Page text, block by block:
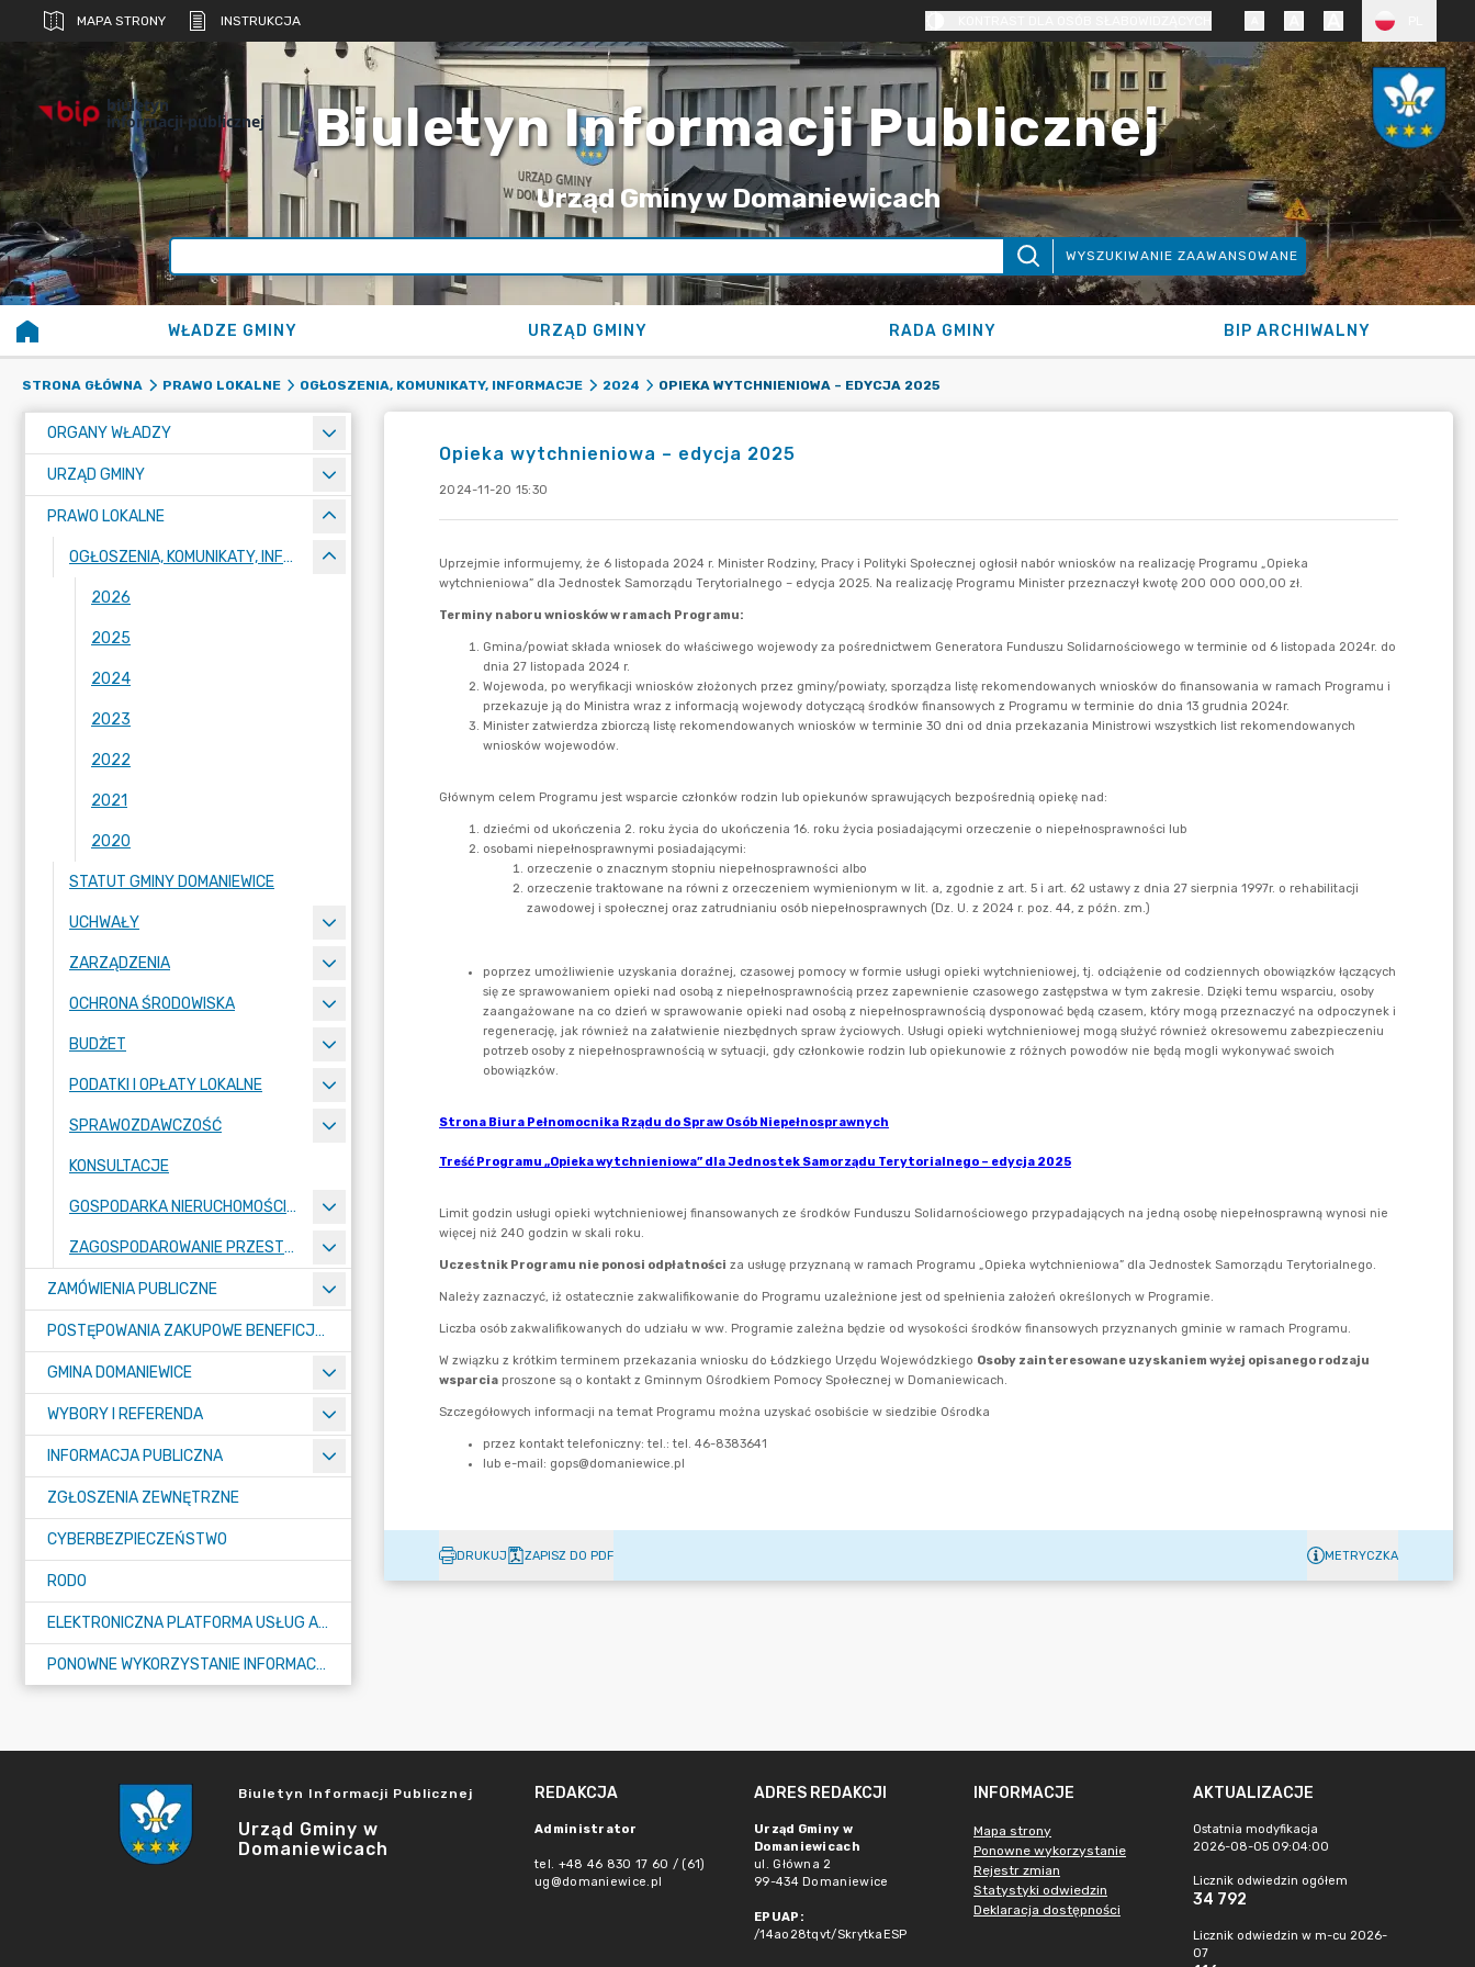
MAPA STRONY INSTRUKCJA
biuletyn
informacji publicznej Biuletyn Informacji Publicznej
Urząd Gminy w Domaniewicach
WYSZUKIWANIE ZAAWANSOWANE
WŁADZE GMINY URZĄD GMINY RADA GMINY BIP ARCHIWALNY
STRONA GŁÓWNA PRAWO LOKALNE OGŁOSZENIA, KOMUNIKATY, INFORMACJE 2024 OPIEKA WYTCHNIENIOWA – EDYCJA 2025
ORGANY WŁADZY
URZĄD GMINY
PRAWO LOKALNE
OGŁOSZENIA, KOMUNIKATY, INFORMACJE
2026
2025
2024
2023
2022
2021
2020
STATUT GMINY DOMANIEWICE
UCHWAŁY
ZARZĄDZENIA
OCHRONA ŚRODOWISKA
BUDŻET
PODATKI I OPŁATY LOKALNE
SPRAWOZDAWCZOŚĆ
KONSULTACJE
GOSPODARKA NIERUCHOMOŚCIAMI
ZAGOSPODAROWANIE PRZESTRZENNE
ZAMÓWIENIA PUBLICZNE
POSTĘPOWANIA ZAKUPOWE BENEFICJENTÓW DOTACJI
GMINA DOMANIEWICE
WYBORY I REFERENDA
INFORMACJA PUBLICZNA
ZGŁOSZENIA ZEWNĘTRZNE
CYBERBEZPIECZEŃSTWO
RODO
ELEKTRONICZNA PLATFORMA USŁUG ADMINISTRACJI PUBLICZNEJ - EPUAP
PONOWNE WYKORZYSTANIE INFORMACJI PUBLICZNEJ
Opieka wytchnieniowa – edycja 2025
2024-11-20 15:30
DRUKUJ ZAPISZ DO PDF METRYCZKA
Biuletyn Informacji Publicznej
Urząd Gminy w
Domaniewicach
REDAKCJA
Administrator
tel. +48 46 830 17 60 / (61)
ug@domaniewice.pl
ADRES REDAKCJI
Urząd Gminy w
Domaniewicach
ul. Główna 2
99-434 Domaniewice
EPUAP:
/14ao28tqvt/SkrytkaESP
INFORMACJE
Mapa strony
Ponowne wykorzystanie
Rejestr zmian
Statystyki odwiedzin
Deklaracja dostępności
AKTUALIZACJE
Ostatnia modyfikacja
2026-08-05 09:04:00
Licznik odwiedzin ogółem
34 792
Licznik odwiedzin w m-cu 2026-
07